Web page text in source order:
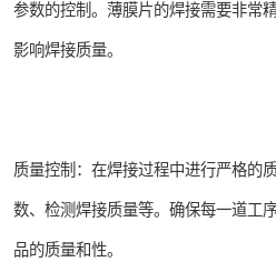
参数的控制。薄膜片的焊接需要非常
影响焊接质量。
质量控制：在焊接过程中进行严格的
数、检测焊接质量等。确保每一道工
品的质量和性。